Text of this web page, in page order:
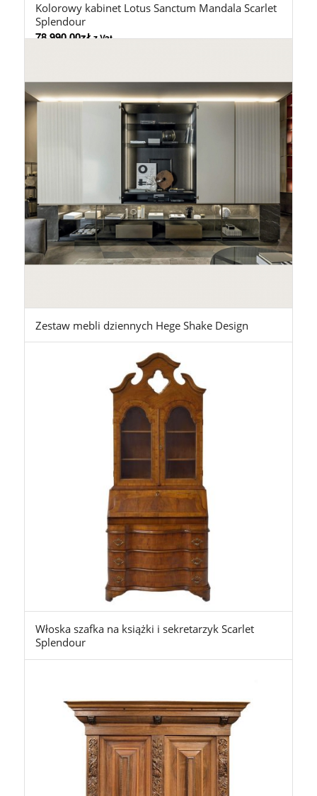
Kolorowy kabinet Lotus Sanctum Mandala Scarlet
Splendour
78.990,00zł z Vat
Zestaw mebli dziennych Hege Shake Design
Włoska szafka na książki i sekretarzyk Scarlet
Splendour